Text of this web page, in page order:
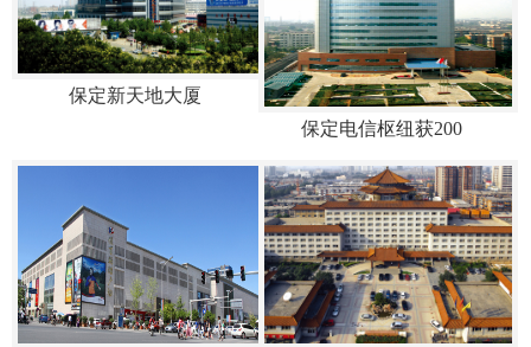
保定新天地大厦
保定电信枢纽获200